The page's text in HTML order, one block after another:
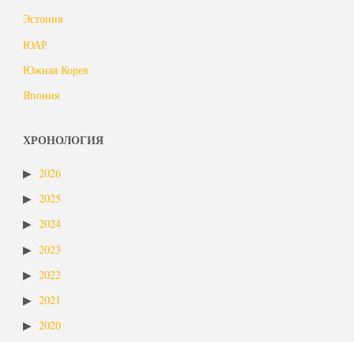
Эстония
ЮАР
Южная Корея
Япония
ХРОНОЛОГИЯ
2026
2025
2024
2023
2022
2021
2020